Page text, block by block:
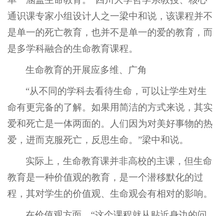
通识课专家小组设计人之一梁中和说，该课程并不
是单一的死亡教育，也并不是单一的爱的教育，而
是多学科融合的生命教育课程。
生命教育的开展应多维、广角
“从不同的学科去看待生命，可以让学生对生
命有更完备的了解。如果用简洁的方式来说，其实
爱和死亡是一体两面的。人们因为对美好事物的热
爱，进而克服死亡，反思生命。”梁中和说。
实际上，生命教育课并非高校的主课，但生命
教育是一种价值观的教育，是一个潜移默化的过
程，其对学生的价值观、生命观会有相对的影响。